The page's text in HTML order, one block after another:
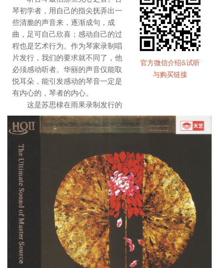
琴初学者，用自己的指尖抚弄出一
些清脆的声音来，逐渐成句，成
曲，足可自己欣喜；感动自己的过
程也是艺术行为。作为琴家录制唱
片发行，我们的要求就不同了，他
必须感动听者。华丽的声音仅能取
悦耳朵，能引发感动的琴音一定是
有内心的，琴者的内心。
这是苏思棣在雨果录制发行的
第二张专辑，与上一张《太古声》
一样，其内心袒露无遗：谦卑，诚
首使用宋琴“太古声”雅器弹奏，音
色古静厚润，气度宏伟华贵，意蕴
旷远，余韵悠长。最后两首使用自
制“清泠”琴，音色干净，气质清
奇，有古朴远意，实为难得。录音
效果自然、节制，细节处毫无夸
张，弱音时保持能量，使琴意绵延
不断，使琴者心意娓娓流出，如山
泉蜿蜒。闲居陋室，听太古清音，
若无案牍劳形，冲上一壶香茗，人
官方微信介绍&试听
与购买链接